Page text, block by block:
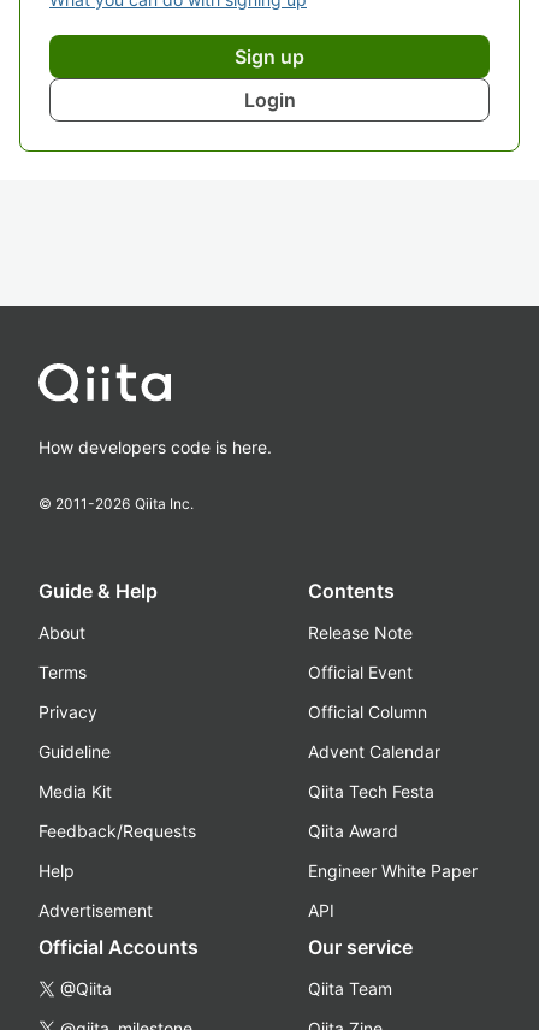
Sign up
Login
How developers code is here.
© 2011-2026 Qiita Inc.
Guide & Help
About
Terms
Privacy
Guideline
Media Kit
Feedback/Requests
Help
Advertisement
Contents
Release Note
Official Event
Official Column
Advent Calendar
Qiita Tech Festa
Qiita Award
Engineer White Paper
API
Official Accounts
@Qiita
Our service
Qiita Team